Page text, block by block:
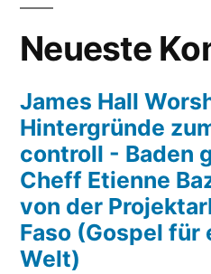
Neueste
James Hall
Hintergründe
controll - Baden
Cheff Etienne
von der
Faso (Gospel für
Welt)